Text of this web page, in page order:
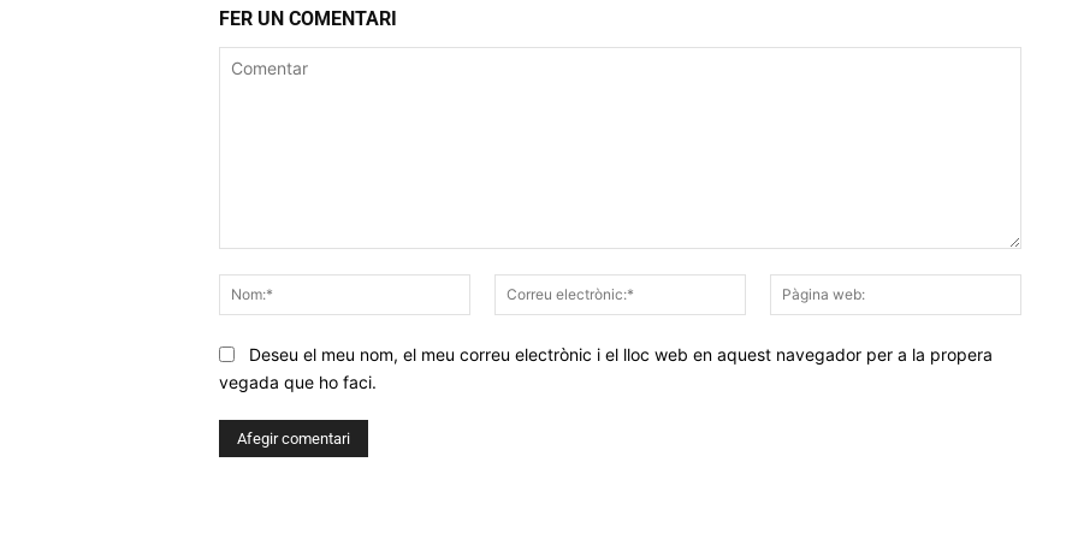
FER UN COMENTARI
Nom:*
Correu
electrònic:*
web:
Deseu el meu nom, el meu correu electrònic i el lloc web en aquest navegador per a la propera
vegada que ho faci.